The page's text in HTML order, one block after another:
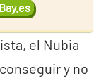
el Nubia
y no